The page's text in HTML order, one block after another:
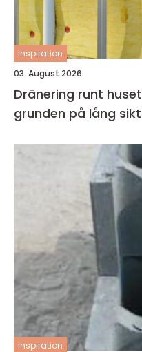
inspiration
03. August 2026
Dränering runt huset så skyddar man
grunden på lång sikt
inspiration